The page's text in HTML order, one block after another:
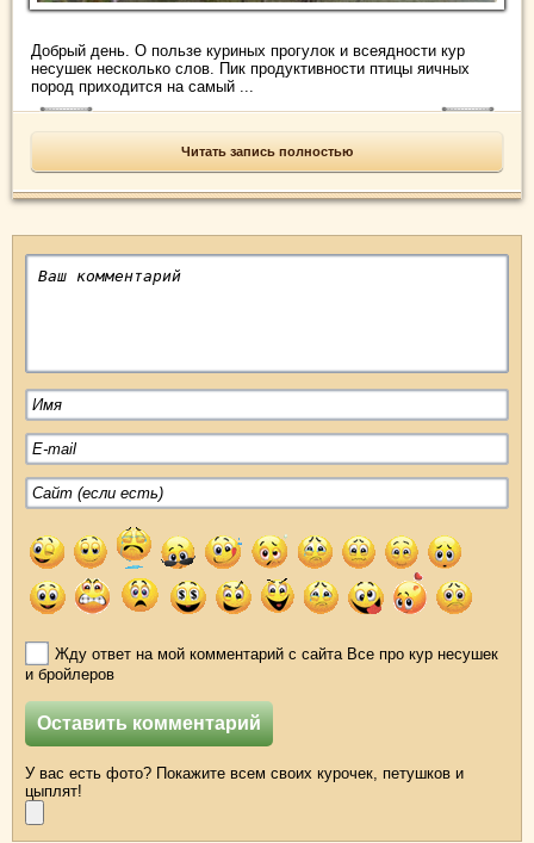
Добрый день. О пользе куриных прогулок и всеядности кур
несушек несколько слов. Пик продуктивности птицы яичных
пород приходится на самый ...
Читать запись полностью
Жду ответ на мой комментарий с сайта Все про кур несушек
и бройлеров
У вас есть фото? Покажите всем своих курочек, петушков и
цыплят!